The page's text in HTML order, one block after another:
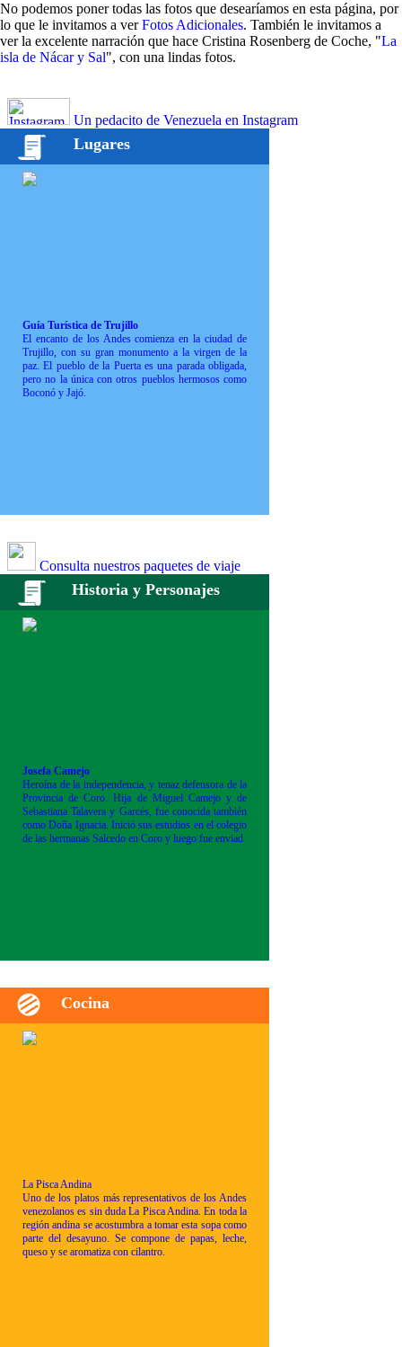
No podemos poner todas las fotos que desearíamos en esta página, por
lo que le invitamos a verFotos Adicionales. También le invitamos a
ver la excelente narración que hace Cristina Rosenberg de Coche, "La
isla de Nácar y Sal", con una lindas fotos.
Un pedacito de Venezuela en Instagram
Lugares
Guía Turística de Trujillo
El encanto de los Andes comienza en la ciudad de
Trujillo, con su gran monumento a la virgen de la
paz. El pueblo de la Puerta es una parada obligada,
pero no la única con otros pueblos hermosos como
Boconó y Jajó.
Consulta nuestros paquetes de viaje
Historia y Personajes
Josefa Camejo
Heroína de la independencia, y tenaz defensora de la
Provincia de Coro. Hija de Miguel Camejo y de
Sebastiana Talavera y Garcés, fue conocida también
como Doña Ignacia. Inició sus estudios en el colegio
de las hermanas Salcedo en Coro y luego fue enviad
Cocina
La Pisca Andina
Uno de los platos más representativos de los Andes
venezolanos es sin duda La Pisca Andina. En toda la
región andina se acostumbra a tomar esta sopa como
parte del desayuno. Se compone de papas, leche,
queso y se aromatiza con cilantro.